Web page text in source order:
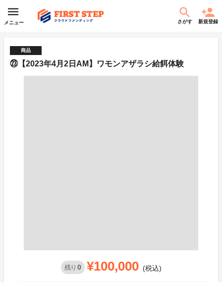
メニュー さがす 新規登録
商品
㉓【2023年4月2日AM】ワモンアザラシ給餌体験
残り 0 ¥100,000 (税込)